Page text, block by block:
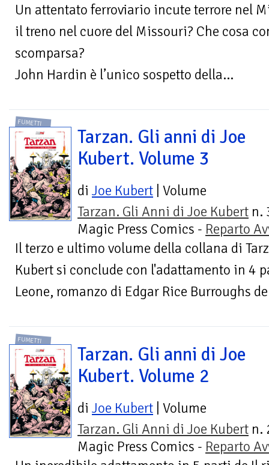
Un attentato ferroviario incute terrore nel
il treno nel cuore del Missouri? Che cosa
scomparsa?
John Hardin è l’unico sospetto della...
FUMETTI
Tarzan. Gli anni di Joe
Kubert. Volume 3
di Joe Kubert | Volume
Tarzan. Gli Anni di Joe Kubert n.
Magic Press Comics - Reparto
Il terzo e ultimo volume della collana di
Kubert si conclude con l'adattamento in 4
Leone, romanzo di Edgar Rice Burroughs
FUMETTI
Tarzan. Gli anni di Joe
Kubert. Volume 2
di Joe Kubert | Volume
Tarzan. Gli Anni di Joe Kubert n.
Magic Press Comics - Reparto